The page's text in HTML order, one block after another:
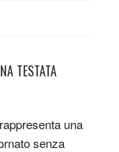
TESTATA
una
senza